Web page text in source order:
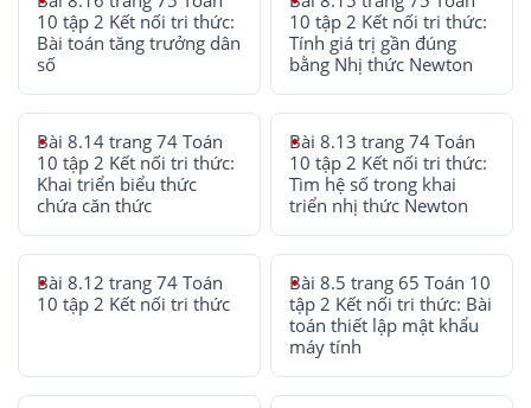
10 tập 2 Kết nối tri thức:
Bài toán tăng trưởng dân
số
10 tập 2 Kết nối tri thức:
Tính giá trị gần đúng
bằng Nhị thức Newton
Bài 8.14 trang 74 Toán
10 tập 2 Kết nối tri thức:
Khai triển biểu thức
chứa căn thức
Bài 8.13 trang 74 Toán
10 tập 2 Kết nối tri thức:
Tìm hệ số trong khai
triển nhị thức Newton
Bài 8.12 trang 74 Toán
10 tập 2 Kết nối tri thức
Bài 8.5 trang 65 Toán 10
tập 2 Kết nối tri thức: Bài
toán thiết lập mật khẩu
máy tính